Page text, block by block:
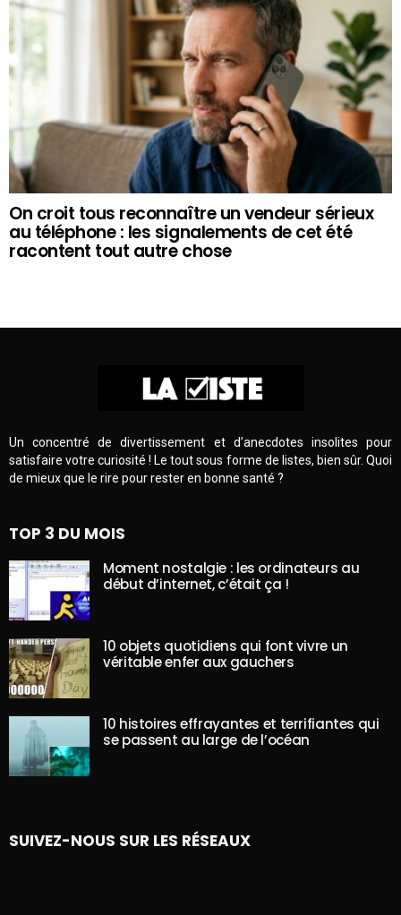
On croit tous reconnaître un vendeur sérieux
au téléphone : les signalements de cet été
racontent tout autre chose
Un concentré de divertissement et d’anecdotes insolites pour
satisfaire votre curiosité ! Le tout sous forme de listes, bien sûr. Quoi
de mieux que le rire pour rester en bonne santé ?
TOP 3 DU MOIS
Moment nostalgie : les ordinateurs au
début d’internet, c’était ça !
10 objets quotidiens qui font vivre un
véritable enfer aux gauchers
10 histoires effrayantes et terrifiantes qui
se passent au large de l’océan
SUIVEZ-NOUS SUR LES RÉSEAUX